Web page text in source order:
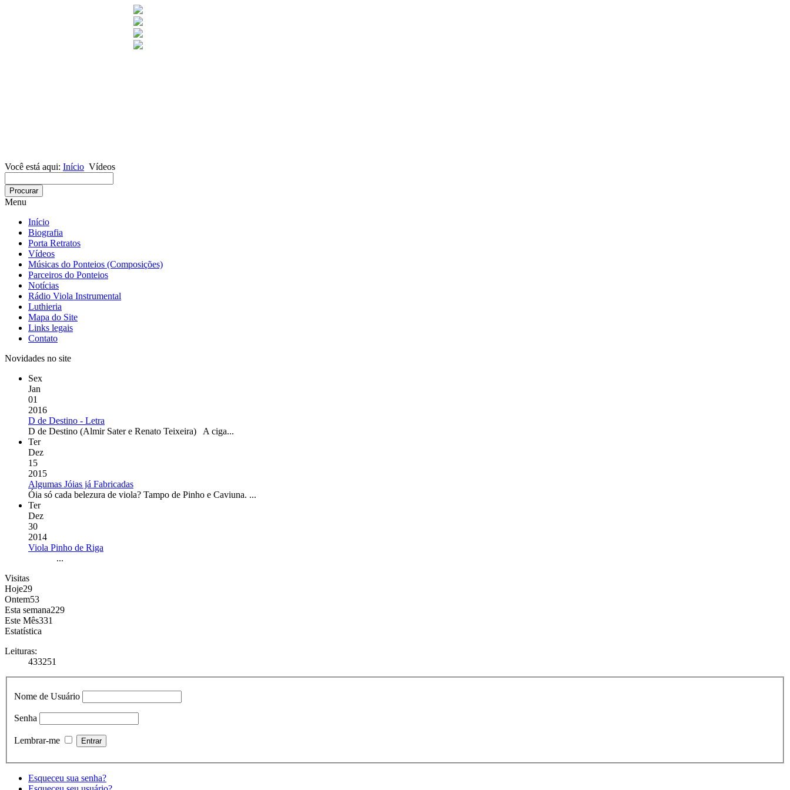
Você está aqui: Início Vídeos
Menu
Início
Biografia
Porta Retratos
Vídeos
Músicas do Ponteios (Composições)
Parceiros do Ponteios
Notícias
Rádio Viola Instrumental
Luthieria
Mapa do Site
Links legais
Contato
Novidades no site
Sex
Jan
01
2016
D de Destino - Letra
D de Destino (Almir Sater e Renato Teixeira) A ciga...
Ter
Dez
15
2015
Algumas Jóias já Fabricadas
Óia só cada belezura de viola? Tampo de Pinho e Caviuna. ...
Ter
Dez
30
2014
Viola Pinho de Riga
...
Visitas
Hoje29
Ontem53
Esta semana229
Este Mês331
Estatística
Leituras:
433251
Nome de Usuário
Senha
Lembrar-me
Esqueceu sua senha?